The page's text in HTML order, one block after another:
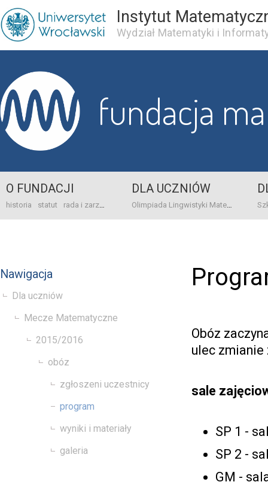
Instytut
Wydział Matematyki i
fundacja
O FUNDACJI
historia statut rada i zarząd dane bankowo-adresowe kontakt
DLA UCZNIÓW
Olimpiada Lingwistyki Matematycznej
Nawigacja
Dla uczniów
Mecze Matematyczne
2015/2016
obóz
zgłoszeni uczestnicy
program
wyniki i materiały
galeria
Obóz
ulec
sale
SP 1 -
SP 2 -
GM -